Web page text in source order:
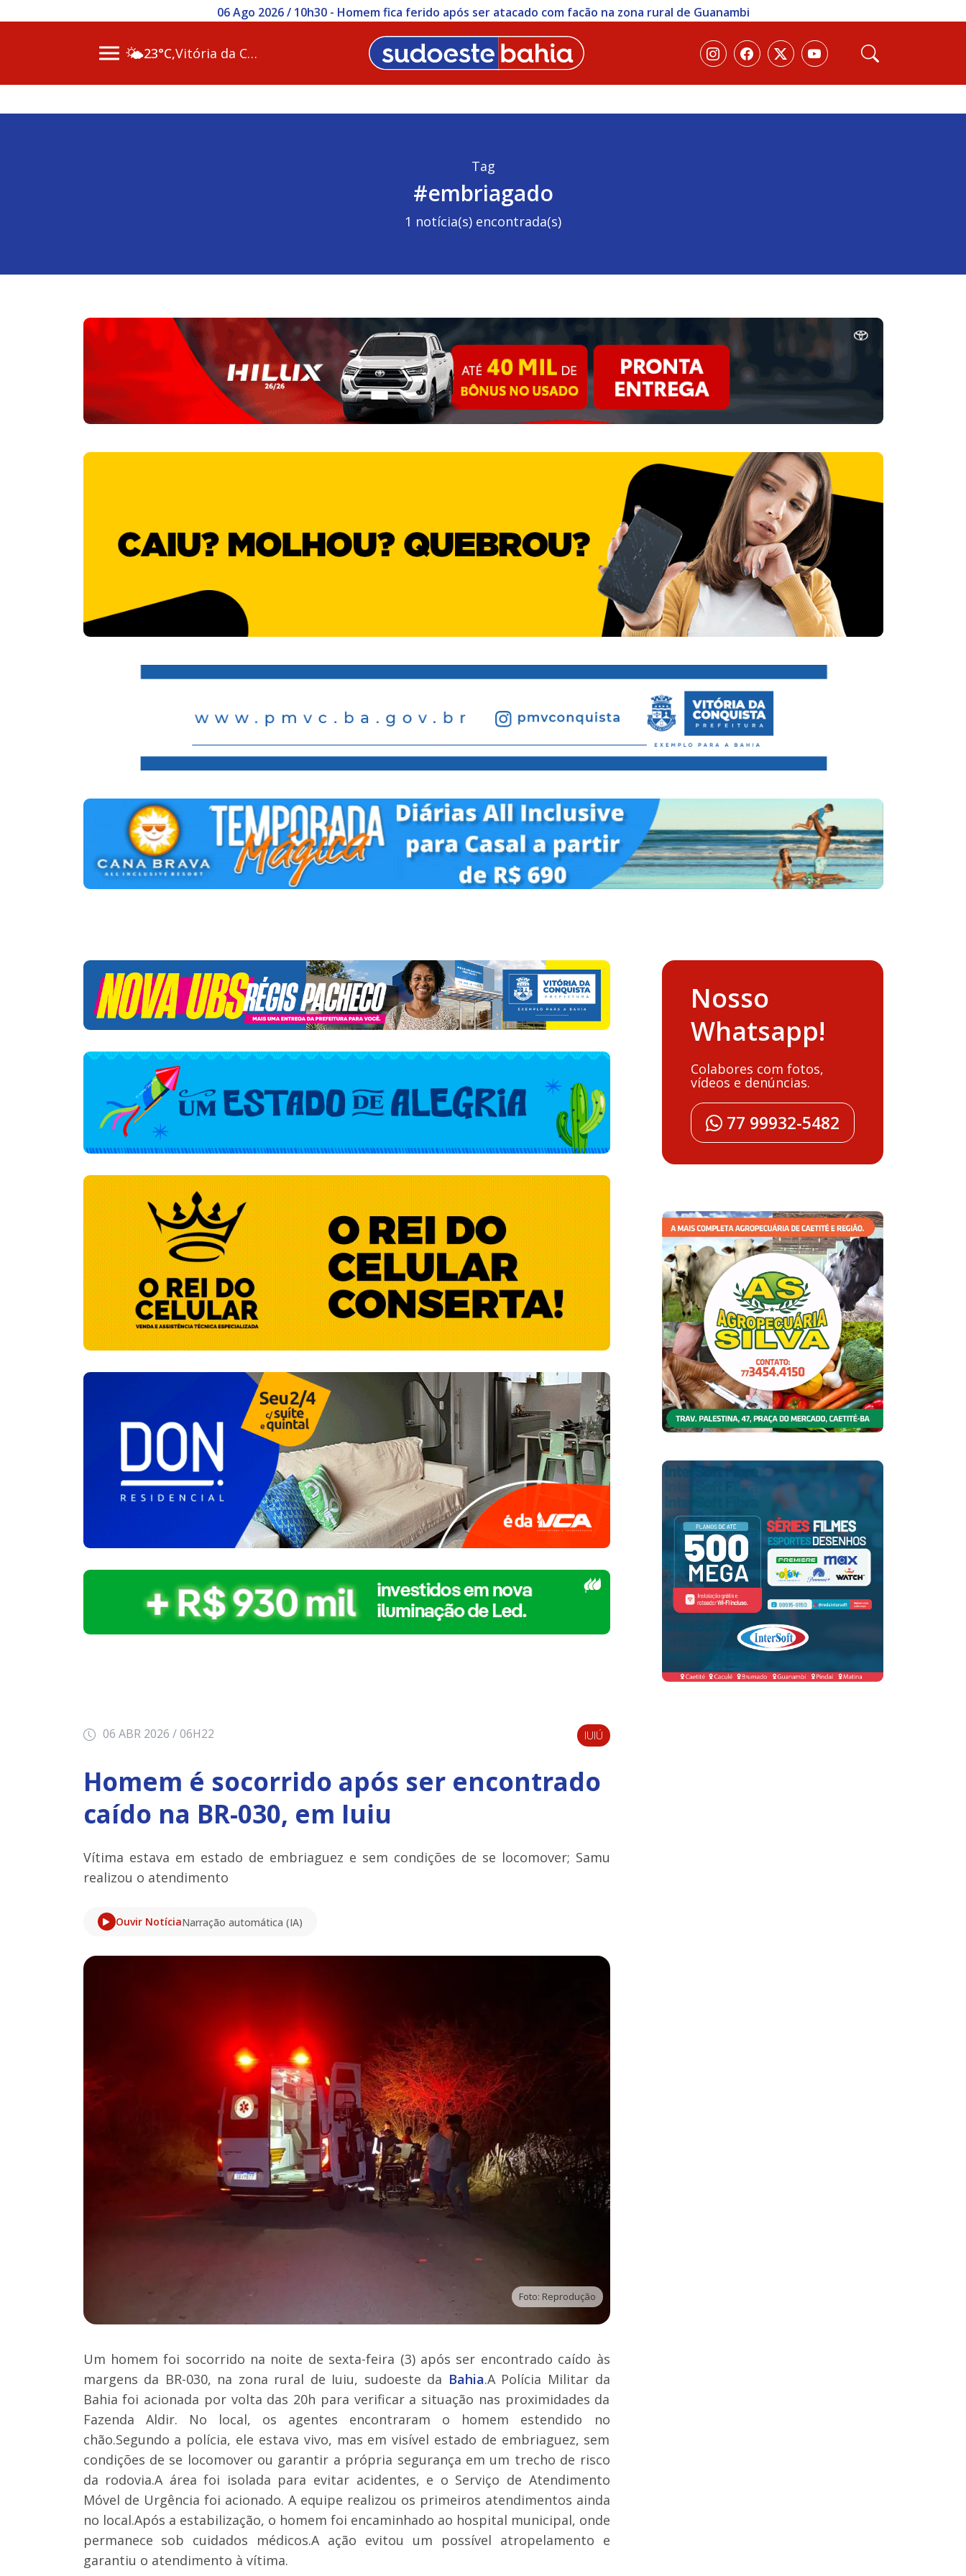
06 Ago 2026 / 10h30 - Homem fica ferido após ser atacado com facão na zona rural de Guanambi
🌤️23°C, Vitória da Conq…
Tag
#embriagado
1 notícia(s) encontrada(s)
06 ABR 2026 / 06H22 IUIÚ
Homem é socorrido após ser encontrado
caído na BR-030, em Iuiu
Vítima estava em estado de embriaguez e sem condições de se locomover; Samu
realizou o atendimento
Ouvir NotíciaNarração automática (IA)
Foto: Reprodução
Um homem foi socorrido na noite de sexta-feira (3) após ser encontrado caído às
margens da BR-030, na zona rural de Iuiu, sudoeste da Bahia.A Polícia Militar da
Bahia foi acionada por volta das 20h para verificar a situação nas proximidades da
Fazenda Aldir. No local, os agentes encontraram o homem estendido no
chão.Segundo a polícia, ele estava vivo, mas em visível estado de embriaguez, sem
condições de se locomover ou garantir a própria segurança em um trecho de risco
da rodovia.A área foi isolada para evitar acidentes, e o Serviço de Atendimento
Móvel de Urgência foi acionado. A equipe realizou os primeiros atendimentos ainda
no local.Após a estabilização, o homem foi encaminhado ao hospital municipal, onde
permanece sob cuidados médicos.A ação evitou um possível atropelamento e
garantiu o atendimento à vítima.
Nosso
Whatsapp!
Colabores com fotos,
vídeos e denúncias.
77 99932-5482